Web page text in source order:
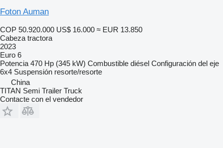
Foton Auman
COP 50.920.000 US$ 16.000 ≈ EUR 13.850
Cabeza tractora
2023
Euro 6
Potencia 470 Hp (345 kW) Combustible diésel Configuración del eje
6x4 Suspensión resorte/resorte
China
TITAN Semi Trailer Truck
Contacte con el vendedor